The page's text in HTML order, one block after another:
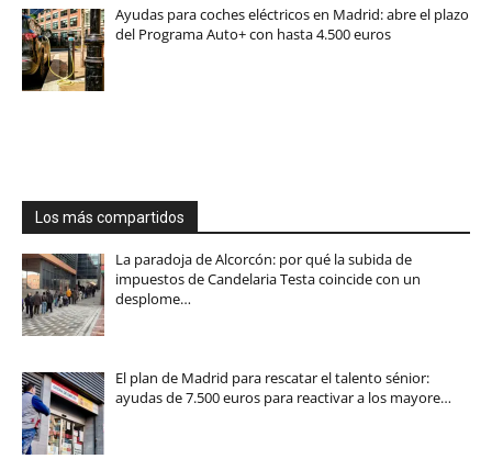
Ayudas para coches eléctricos en Madrid: abre el plazo
del Programa Auto+ con hasta 4.500 euros
Los más compartidos
La paradoja de Alcorcón: por qué la subida de
impuestos de Candelaria Testa coincide con un
desplome…
El plan de Madrid para rescatar el talento sénior:
ayudas de 7.500 euros para reactivar a los mayore…